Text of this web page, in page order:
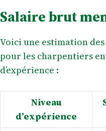
Salaire brut
Voici une estimation
pour les charpentiers
d’expérience :
Niveau
d’expérience